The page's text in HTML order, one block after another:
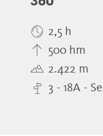
2,5 h
500 hm
2.422 m
3 - 18A -